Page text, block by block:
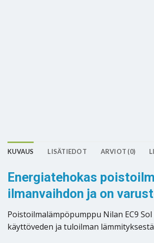
KUVAUS LISÄTIEDOT ARVIOT (0)
Energiatehokas
ilmanvaihdon ja on
Poistoilmalämpöpumppu Nilan EC9
käyttöveden ja tuloilman